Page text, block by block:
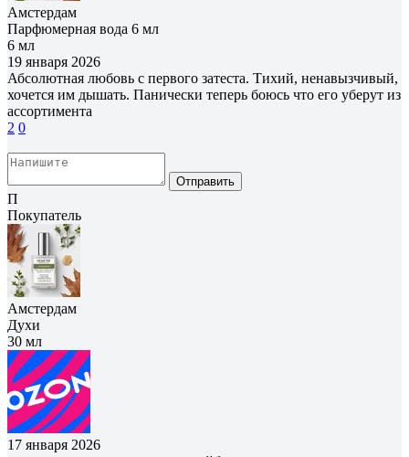
Амстердам
Парфюмерная вода 6 мл
6 мл
19 января 2026
Абсолютная любовь с первого затеста. Тихий, ненавызчивый,
хочется им дышать. Панически теперь боюсь что его уберут из
ассортимента
2 0
Отправить
П
Покупатель
Амстердам
Духи
30 мл
17 января 2026